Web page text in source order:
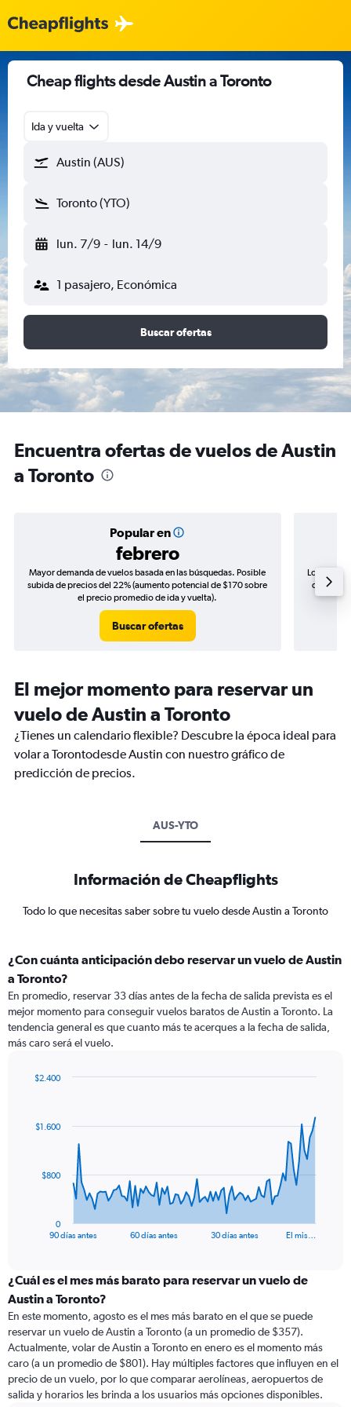
Cheap flights desde Austin a Toronto
Ida y vuelta
Austin (AUS)
Toronto (YTO)
lun. 7/9 - lun. 14/9
1 pasajero, Económica
Buscar ofertas
Encuentra ofertas de vuelos de Austin
a Toronto
Popular en
febrero
Mayor demanda de vuelos basada en las búsquedas. Posible
subida de precios del 22% (aumento potencial de $170 sobre
el precio promedio de ida y vuelta).
Buscar ofertas
Los
de
El mejor momento para reservar un
vuelo de Austin a Toronto
¿Tienes un calendario flexible? Descubre la época ideal para
volar a Torontodesde Austin con nuestro gráfico de
predicción de precios.
AUS-YTO
Información de Cheapflights
Todo lo que necesitas saber sobre tu vuelo desde Austin a Toronto
¿Con cuánta anticipación debo reservar un vuelo de Austin
a Toronto?
En promedio, reservar 33 días antes de la fecha de salida prevista es el
mejor momento para conseguir vuelos baratos de Austin a Toronto. La
tendencia general es que cuanto más te acerques a la fecha de salida,
más caro será el vuelo.
data
The
categories.
Range:
categories.
The
chart
has
1
Y
90 días antes 60 días antes 30 días antes El mis…
0
$800
$1.600
$2.400
¿Cuál es el mes más barato para reservar un vuelo de
Austin a Toronto?
En este momento, agosto es el mes más barato en el que se puede
reservar un vuelo de Austin a Toronto (a un promedio de $357).
Actualmente, volar de Austin a Toronto en enero es el momento más
caro (a un promedio de $801). Hay múltiples factores que influyen en el
precio de un vuelo, por lo que comparar aerolíneas, aeropuertos de
salida y horarios les brinda a los usuarios más opciones disponibles.